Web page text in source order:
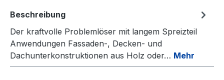
Beschreibung
Der kraftvolle Problemlöser mit langem Spreizteil
Anwendungen Fassaden-, Decken- und
Dachunterkonstruktionen aus Holz oder… Mehr